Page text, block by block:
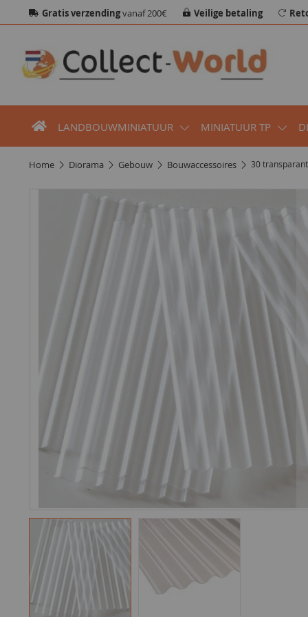
Gratis verzendingvanaf 200€ Veilige betaling
LANDBOUWMINIATUUR MINIATUUR TP
home diorama gebouw bouwaccessoires 30